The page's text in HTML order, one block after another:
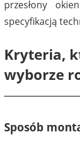
przesłony
specyfikacją
Kryteria,
wyborze
Sposób